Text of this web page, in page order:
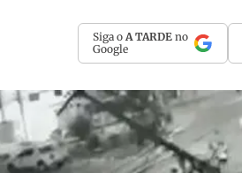
Siga o A TARDE no
Google